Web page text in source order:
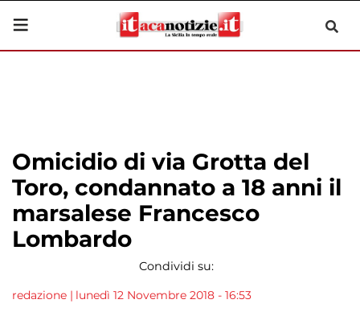
Omicidio di via Grotta del
Toro, condannato a 18 anni il
marsalese Francesco
Lombardo
Condividi su:
redazione | lunedì 12 Novembre 2018 - 16:53